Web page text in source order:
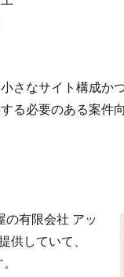
さなサイト構成か
る必要のある案件
有限会社 アッ
供していて、